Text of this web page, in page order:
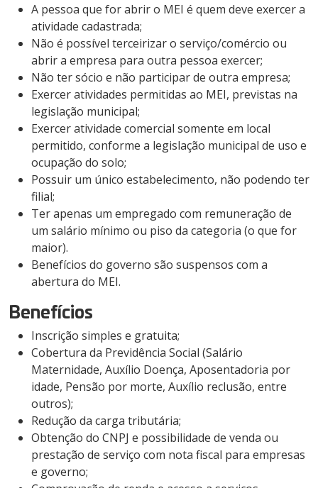
A pessoa que for abrir o MEI é quem deve exercer a
atividade cadastrada;
Não é possível terceirizar o serviço/comércio ou
abrir a empresa para outra pessoa exercer;
Não ter sócio e não participar de outra empresa;
Exercer atividades permitidas ao MEI, previstas na
legislação municipal;
Exercer atividade comercial somente em local
permitido, conforme a legislação municipal de uso e
ocupação do solo;
Possuir um único estabelecimento, não podendo ter
filial;
Ter apenas um empregado com remuneração de
um salário mínimo ou piso da categoria (o que for
maior).
Benefícios do governo são suspensos com a
abertura do MEI.
Benefícios
Inscrição simples e gratuita;
Cobertura da Previdência Social (Salário
Maternidade, Auxílio Doença, Aposentadoria por
idade, Pensão por morte, Auxílio reclusão, entre
outros);
Redução da carga tributária;
Obtenção do CNPJ e possibilidade de venda ou
prestação de serviço com nota fiscal para empresas
e governo;